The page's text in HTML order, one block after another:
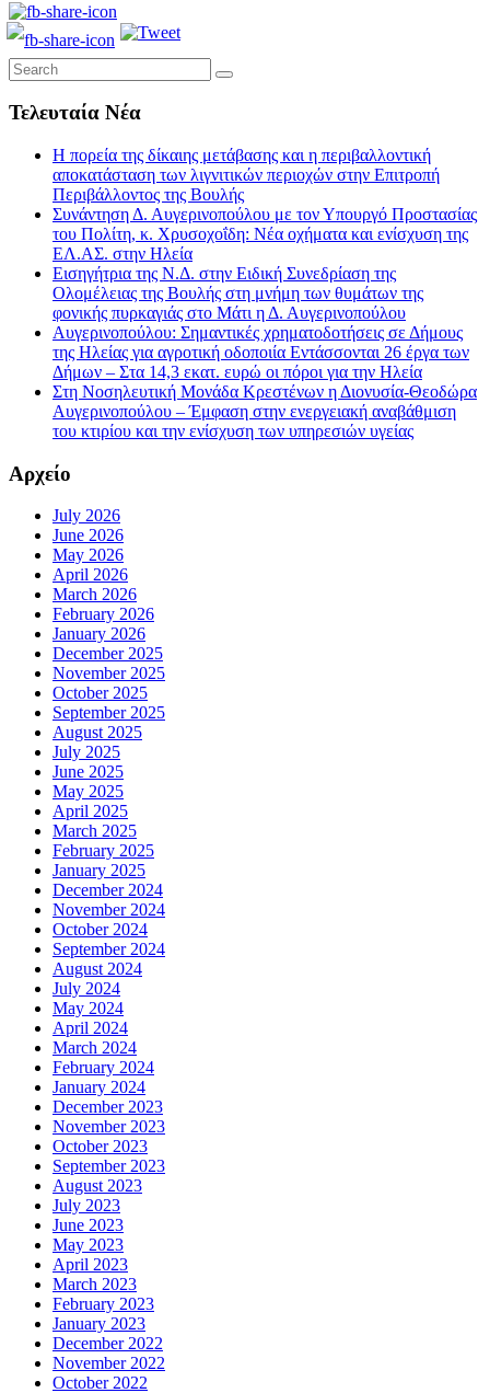
Τελευταία Νέα
Η πορεία της δίκαιης μετάβασης και η περιβαλλοντική
αποκατάσταση των λιγνιτικών περιοχών στην Επιτροπή
Περιβάλλοντος της Βουλής
Συνάντηση Δ. Αυγερινοπούλου με τον Υπουργό Προστασίας
του Πολίτη, κ. Χρυσοχοΐδη: Νέα οχήματα και ενίσχυση της
ΕΛ.ΑΣ. στην Ηλεία
Εισηγήτρια της Ν.Δ. στην Ειδική Συνεδρίαση της
Ολομέλειας της Βουλής στη μνήμη των θυμάτων της
φονικής πυρκαγιάς στο Μάτι η Δ. Αυγερινοπούλου
Αυγερινοπούλου: Σημαντικές χρηματοδοτήσεις σε Δήμους
της Ηλείας για αγροτική οδοποιία Εντάσσονται 26 έργα των
Δήμων – Στα 14,3 εκατ. ευρώ οι πόροι για την Ηλεία
Στη Νοσηλευτική Μονάδα Κρεστένων η Διονυσία-Θεοδώρα
Αυγερινοπούλου – Έμφαση στην ενεργειακή αναβάθμιση
του κτιρίου και την ενίσχυση των υπηρεσιών υγείας
Αρχείο
July 2026
June 2026
May 2026
April 2026
March 2026
February 2026
January 2026
December 2025
November 2025
October 2025
September 2025
August 2025
July 2025
June 2025
May 2025
April 2025
March 2025
February 2025
January 2025
December 2024
November 2024
October 2024
September 2024
August 2024
July 2024
May 2024
April 2024
March 2024
February 2024
January 2024
December 2023
November 2023
October 2023
September 2023
August 2023
July 2023
June 2023
May 2023
April 2023
March 2023
February 2023
January 2023
December 2022
November 2022
October 2022